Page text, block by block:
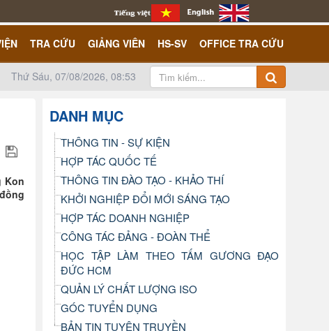
TRA CỨU GIẢNG VIÊN HS-SV OFFICE TRA CỨU
Thứ Sáu, 07/08/2026, 08:53
Kon
DANH MỤC
THÔNG TIN - SỰ KIỆN
HỢP TÁC QUỐC TẾ
THÔNG TIN ĐÀO TẠO - KHẢO THÍ
KHỞI NGHIỆP ĐỔI MỚI SÁNG TẠO
HỢP TÁC DOANH NGHIỆP
CÔNG TÁC ĐẢNG - ĐOÀN THỂ
HỌC TẬP LÀM THEO TẤM GƯƠNG ĐẠO
ĐỨC HCM
QUẢN LÝ CHẤT LƯỢNG ISO
GÓC TUYỂN DỤNG
BẢN TIN TUYÊN TRUYỀN